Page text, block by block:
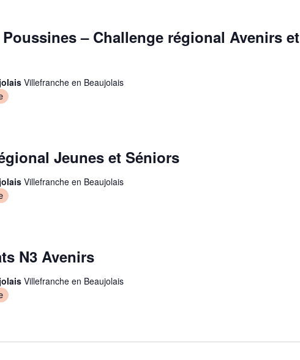
– Challenge régional Avenirs et
Villefranche en Beaujolais
Jeunes et Séniors
Villefranche en Beaujolais
N3 Avenirs
Villefranche en Beaujolais